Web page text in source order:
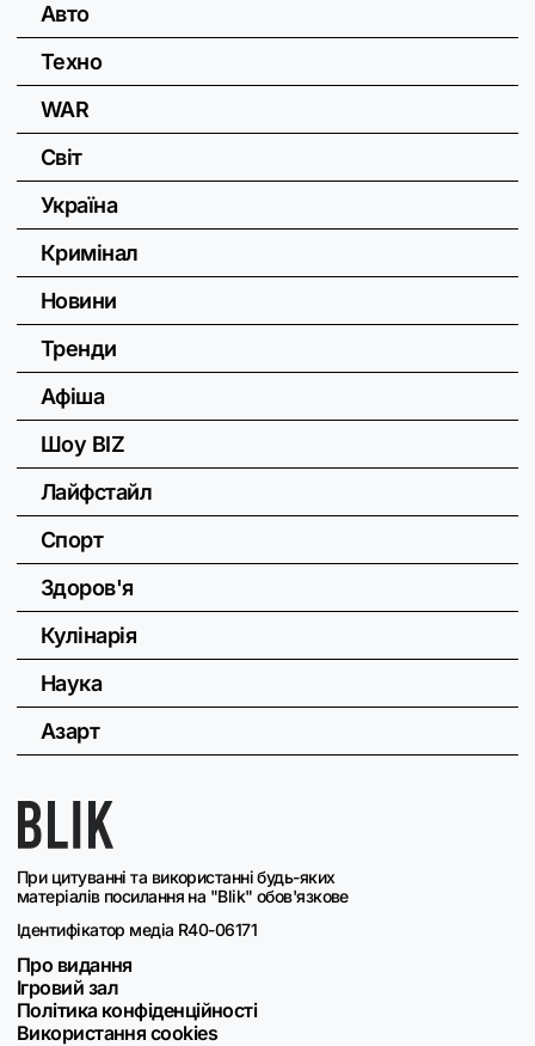
При цитуванні та використанні будь-яких
матеріалів посилання на "Blik" обов'язкове
Ідентифікатор медіа R40-06171
Про видання
Ігровий зал
Політика конфіденційності
Використання cookies
Авто
Техно
WAR
Світ
Україна
Кримінал
Новини
Тренди
Афіша
Шоу BIZ
Лайфстайл
Спорт
Здоров'я
Кулінарія
Наука
Азарт